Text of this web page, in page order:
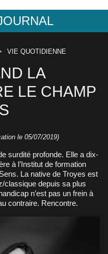
VIE QUOTIDIENNE
LA
LE CHAMP
le 05/07/2019)
surdité profonde. Elle a dix-
à l’Institut de formation
La native de Troyes est
classique depuis sa plus
n’est pas un frein à
contraire. Rencontre.